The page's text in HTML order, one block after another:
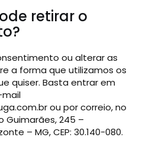
retirar o
ou alterar as
a forma que utilizamos os
quiser. Basta entrar em
ou por correio, no
Guimarães, 245 –
– MG, CEP: 30.140-080.